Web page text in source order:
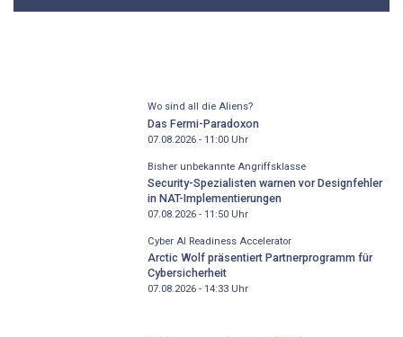
Wo sind all die Aliens?
Das Fermi-Paradoxon
07.08.2026 - 11:00Uhr
Bisher unbekannte Angriffsklasse
Security-Spezialisten warnen vor Designfehler
in NAT-Implementierungen
07.08.2026 - 11:50Uhr
Cyber AI Readiness Accelerator
Arctic Wolf präsentiert Partnerprogramm für
Cybersicherheit
07.08.2026 - 14:33Uhr